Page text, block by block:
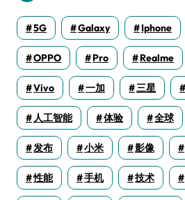
5G Galaxy Iphone
OPPO Pro Realme
Vivo 一加 三星
人工智能 体验 全球
发布 小米 影像
性能 手机 技术